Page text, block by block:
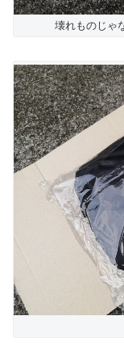
壊れものじゃ